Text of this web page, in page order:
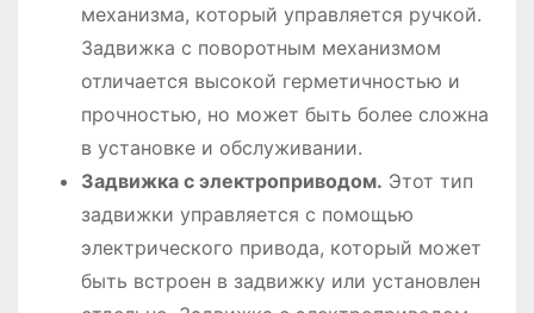
механизма, который управляется ручкой.
Задвижка с поворотным механизмом
отличается высокой герметичностью и
прочностью, но может быть более сложна
в установке и обслуживании.
Задвижка с электроприводом. Этот тип
задвижки управляется с помощью
электрического привода, который может
быть встроен в задвижку или установлен